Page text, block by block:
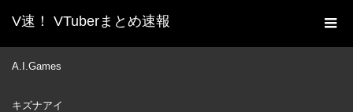
V速！ VTuberまとめ速報
A.I.Games
キズナアイ
ホーム
新着動画一覧